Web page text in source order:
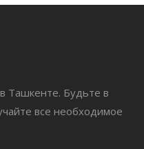
Ташкенте. Будьте в
все необходимое